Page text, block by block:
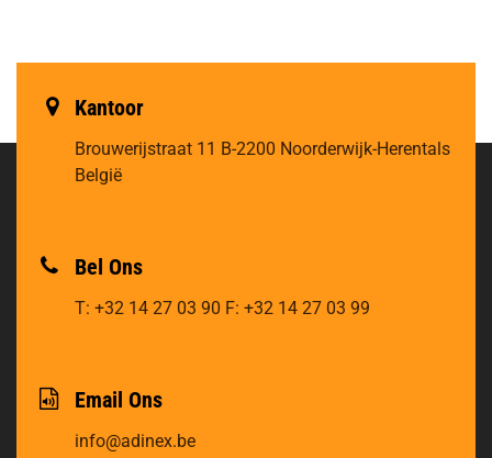
Kantoor
Brouwerijstraat 11 B-2200 Noorderwijk-Herentals
België
Bel Ons
T: +32 14 27 03 90 F: +32 14 27 03 99
Email Ons
info@adinex.be